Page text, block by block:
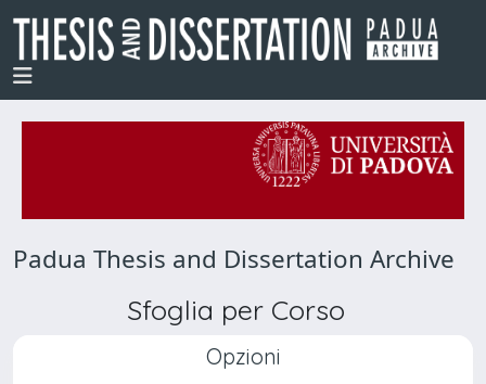
Padua Thesis and Dissertation Archive
Sfoglia per Corso
Opzioni